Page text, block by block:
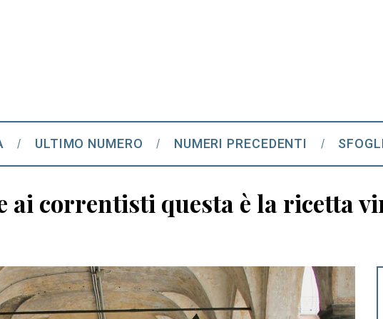
ULTIMO NUMERO NUMERI PRECEDENTI
ai correntisti questa è la ricetta